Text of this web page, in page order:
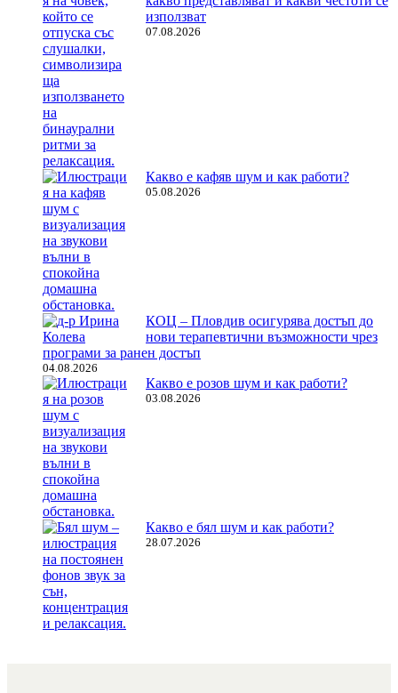
използват
07.08.2026
Какво е кафяв шум и как работи?
05.08.2026
КОЦ – Пловдив осигурява достъп до
нови терапевтични възможности чрез
програми за ранен достъп
04.08.2026
Какво е розов шум и как работи?
03.08.2026
Какво е бял шум и как работи?
28.07.2026